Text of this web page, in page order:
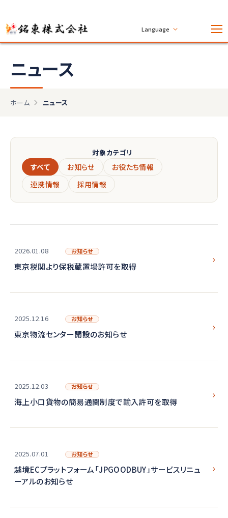
Language
ニュース
ホーム ニュース
対象カテゴリ
すべて お知らせ
お役たち情報
連携情報
採用情報
2026.01.08 お知らせ
東京税関より保税蔵置場許可を取得
2025.12.16 お知らせ
東京物流センター開設のお知らせ
2025.12.03 お知らせ
海上小口貨物の簡易通関制度で輸入許可を取得
2025.07.01 お知らせ
越境ECプラットフォーム「JPGOODBUY」サービスリニュ
ーアルのお知らせ